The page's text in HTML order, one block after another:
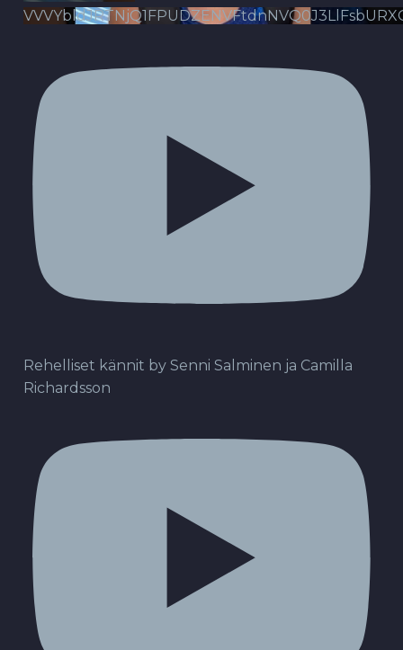
Rehelliset kännit by Senni Salminen ja Camilla
Richardsson